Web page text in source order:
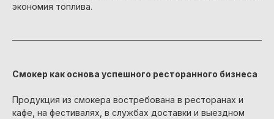
экономия топлива.
Смокер как основа успешного ресторанного бизнеса
Продукция из смокера востребована в ресторанах и
кафе, на фестивалях, в службах доставки и выездном